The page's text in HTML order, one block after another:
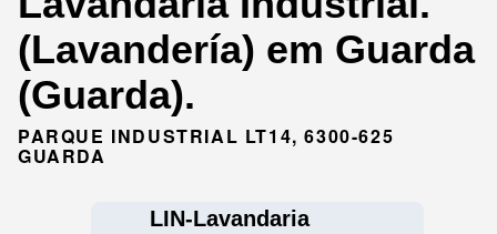
(Lavandería) em Guarda
(Guarda).
PARQUE INDUSTRIAL LT14, 6300-625
GUARDA
LIN-Lavandaria